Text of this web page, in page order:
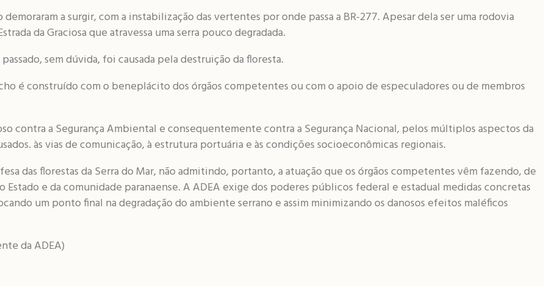
a surgir, com a instabilização das vertentes por onde passa a BR-277. Apesar dela ser uma rodovia
da Graciosa que atravessa uma serra pouco degradada.
sem dúvida, foi causada pela destruição da floresta.
é construído com o beneplácito dos órgãos competentes ou com o apoio de especuladores ou de membros
contra a Segurança Ambiental e consequentemente contra a Segurança Nacional, pelos múltiplos aspectos da
às vias de comunicação, à estrutura portuária e às condições socioeconômicas regionais.
das florestas da Serra do Mar, não admitindo, portanto, a atuação que os órgãos competentes vêm fazendo, de
e da comunidade paranaense. A ADEA exige dos poderes públicos federal e estadual medidas concretas
um ponto final na degradação do ambiente serrano e assim minimizando os danosos efeitos maléficos
da ADEA)